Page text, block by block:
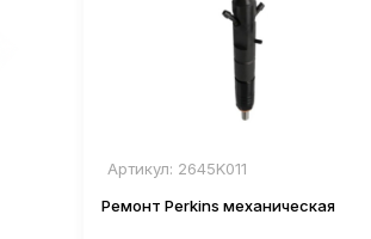
Ремонт Perkins механическая
Артикул: 2645K011